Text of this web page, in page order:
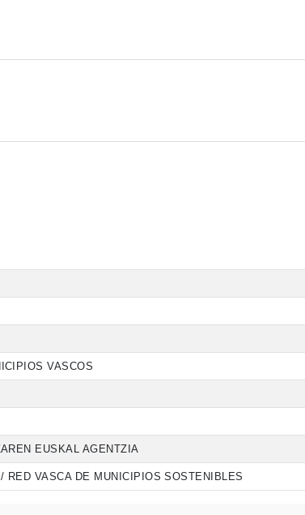
VASCOS
EUSKAL AGENTZIA
RED VASCA DE MUNICIPIOS SOSTENIBLES